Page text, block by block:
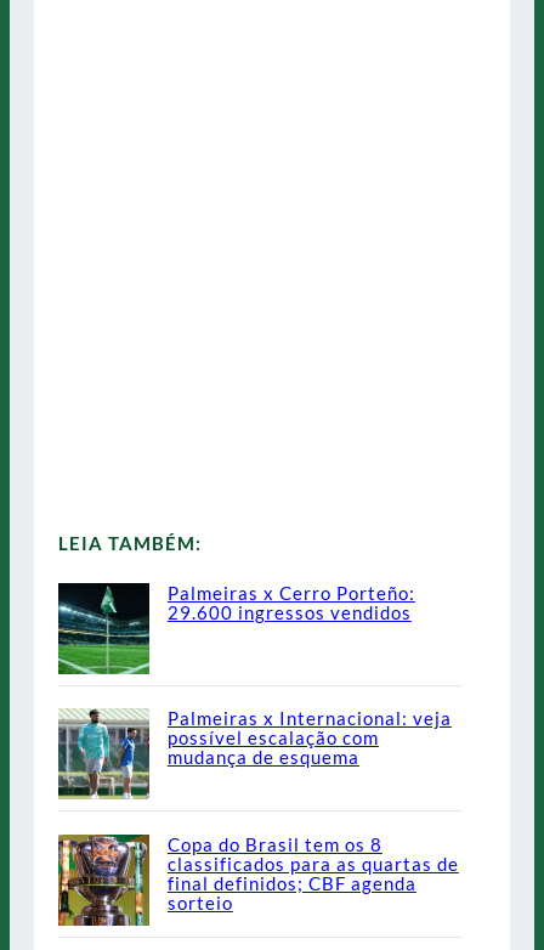
LEIA TAMBÉM:
Palmeiras x Cerro Porteño:
29.600 ingressos vendidos
Palmeiras x Internacional: veja
possível escalação com
mudança de esquema
Copa do Brasil tem os 8
classificados para as quartas de
final definidos; CBF agenda
sorteio